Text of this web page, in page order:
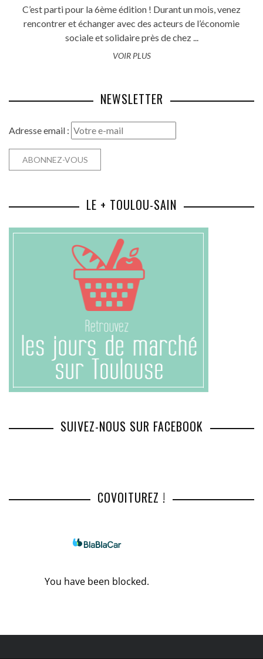
C’est parti pour la 6ème édition ! Durant un mois, venez
rencontrer et échanger avec des acteurs de l’économie
sociale et solidaire près de chez ...
VOIR PLUS
NEWSLETTER
Adresse email :
LE + TOULOU-SAIN
SUIVEZ-NOUS SUR FACEBOOK
COVOITUREZ !